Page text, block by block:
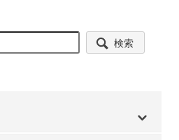
検索